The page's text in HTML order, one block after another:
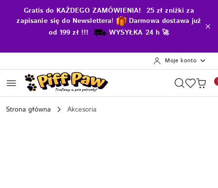
Przejdź do treści głównej
Przejdź do wyszukiwarki
Przejdź do moje konto
Przejdź do menu głównego
Przejdź do opisu produktu
Przejdź do stopki
Gratis do KAŻDEGO ZAMÓWIENIA! 25 zł zniżki za
zapisanie się do Newslettera! Darmowa dostawa już
od 199 zł !!!
WYSYŁKA 24 h 🚀
Moje konto
Strona główna Akcesoria